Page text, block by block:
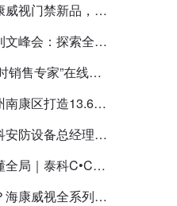
视门禁新品，不
"中静脉！
峰会：探索全栈
态新路径
销售专家”在线赋
康区打造13.6公
安防设备总经理张
范式
局｜泰科C•CUR
运营智能新时代
康威视全系列物